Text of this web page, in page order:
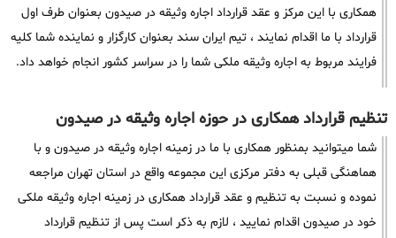
همکاری با این مرکز و عقد قرارداد اجاره وثیقه در صیدون بعنوان طرف اول
قرارداد با ما اقدام نمایند ، تیم ایران سند بعنوان کارگزار و نماینده شما کلیه
فرایند مربوط به اجاره وثیقه ملکی شما را در سراسر کشور انجام خواهد داد.
تنظیم قرارداد همکاری در حوزه اجاره وثیقه در صیدون
شما میتوانید بمنظور همکاری با ما در زمینه اجاره وثیقه در صیدون و با
هماهنگی قبلی به دفتر مرکزی این مجموعه واقع در استان تهران مراجعه
نموده و نسبت به تنظیم و عقد قرارداد همکاری در زمینه اجاره وثیقه ملکی
خود در صیدون اقدام نمایید ، لازم به ذکر است پس از تنظیم قرارداد